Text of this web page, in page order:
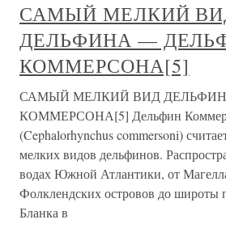
САМЫЙ МЕЛКИЙ
ДЕЛЬФИНА —
КОММЕРСОНА[5]
САМЫЙ МЕЛКИЙ ВИД
КОММЕРСОНА[5] Дельфин
(Cephalorhynchus commersoni)
мелких видов дельфинов.
водах Южной Атлантики, от
Фолклендских островов до широты
Бланка в